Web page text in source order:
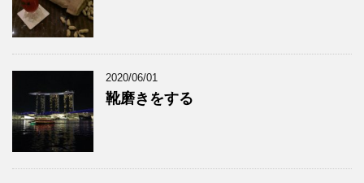
2020/06/01
靴磨きをする